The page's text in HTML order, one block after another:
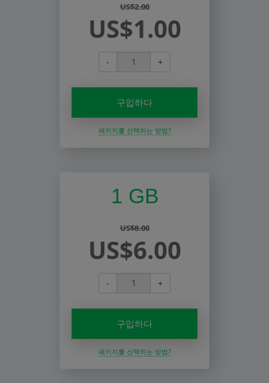
US$2.00
US$1.00
- +
구입하다
패키지를 선택하는 방법?
1 GB
US$8.00
US$6.00
- +
구입하다
패키지를 선택하는 방법?